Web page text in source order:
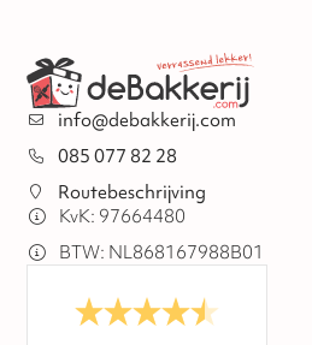
info@debakkerij.com
085 077 82 28
Routebeschrijving
KvK: 97664480
BTW: NL868167988B01